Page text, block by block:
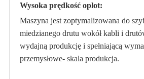
Wysoka prędkość oplot:
Maszyna jest zoptymalizowana do
miedzianego drutu wokół kabli i
wydajną produkcję i spełniającą
przemysłowe- skala produkcja.